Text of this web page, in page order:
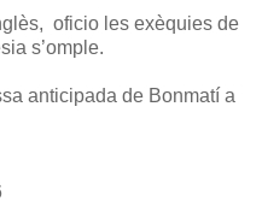
oficio les exèquies de
s’omple.
anticipada de Bonmatí a